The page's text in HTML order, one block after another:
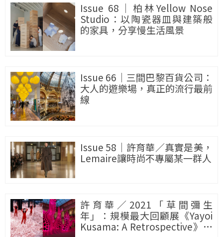
Issue 68｜柏林Yellow Nose
Studio：以陶瓷器皿與建築般
的家具，分享慢生活風景
Issue 66｜三間巴黎百貨公司：
大人的遊樂場，真正的流行最前
線
Issue 58｜許育華／真實是美，
Lemaire讓時尚不專屬某一群人
許育華／2021「草間彌生
年」：規模最大回顧展《Yayoi
Kusama: A Retrospective》，